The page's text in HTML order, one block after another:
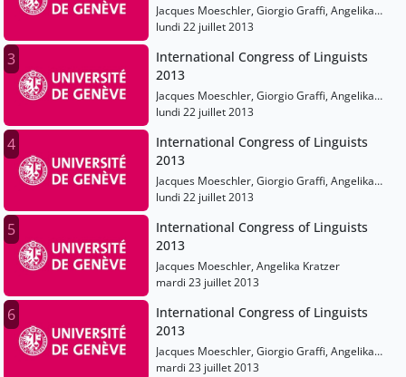
Jacques Moeschler, Giorgio Graffi, Angelika
Kratzer, Liliane Haegeman, Mark Johnson,
Philippe Schlenker
lundi 22 juillet 2013
3
International Congress of Linguists
2013
Jacques Moeschler, Giorgio Graffi, Angelika
Kratzer, Liliane Haegeman, Mark Johnson,
Philippe Schlenker
lundi 22 juillet 2013
4
International Congress of Linguists
2013
Jacques Moeschler, Giorgio Graffi, Angelika
Kratzer, Liliane Haegeman, Mark Johnson,
Philippe Schlenker
lundi 22 juillet 2013
5
International Congress of Linguists
2013
Jacques Moeschler, Angelika Kratzer
mardi 23 juillet 2013
6
International Congress of Linguists
2013
Jacques Moeschler, Giorgio Graffi, Angelika
Kratzer, Liliane Haegeman, Mark Johnson,
mardi 23 juillet 2013